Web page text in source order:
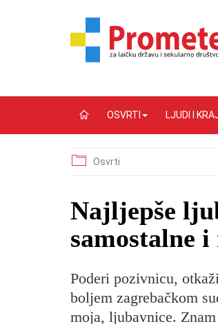
OSVRTI LJUDI I
Osvrti
Najljepše
samostalne
Poderi pozivnicu,
boljem zagrebačkom
moja, ljubavnice.